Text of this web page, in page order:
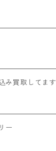
電用
み買取してます
ー